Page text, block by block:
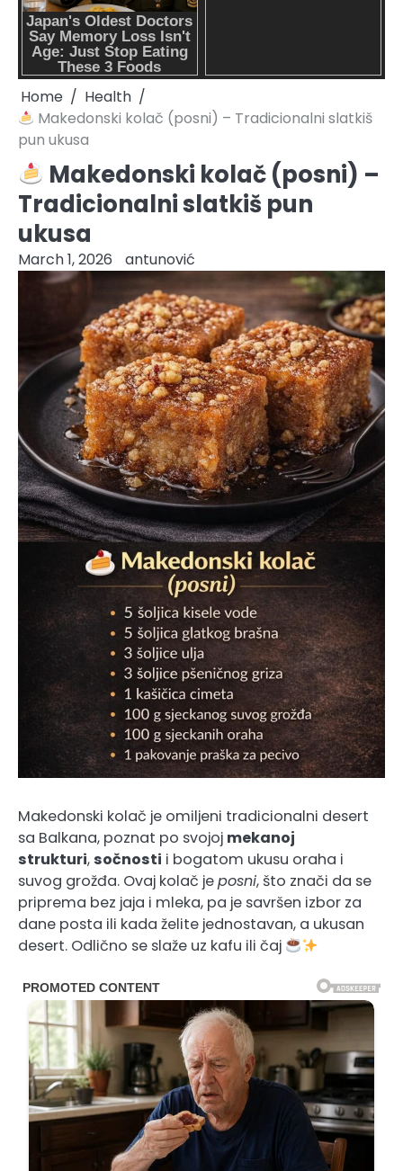
Home
Health
Makedonski kolač (posni) – Tradicionalni slatkiš
pun ukusa
Makedonski kolač (posni) –
Tradicionalni slatkiš pun
ukusa
March 1, 2026 antunović
Makedonski kolač je omiljeni tradicionalni desert
sa Balkana, poznat po svojoj mekanoj
strukturi, sočnosti i bogatom ukusu oraha i
suvog grožđa. Ovaj kolač jeposni, što znači da se
priprema bez jaja i mleka, pa je savršen izbor za
dane posta ili kada želite jednostavan, a ukusan
desert. Odlično se slaže uz kafu ili čaj